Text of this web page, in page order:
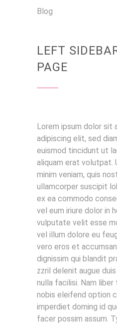
Blog
LEFT
PAGE
Lorem ipsum dolor
adipiscing elit, sed
euismod tincidunt ut
aliquam erat volutpat.
minim veniam, quis
ullamcorper suscipit
ex ea commodo
vel eum iriure dolor in
vulputate velit esse
vel illum dolore eu
vero eros et
dignissim qui blandit
zzril delenit augue
nulla facilisi. Nam
nobis eleifend option
imperdiet doming id
facer possim assum.